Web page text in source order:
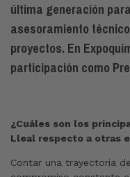
última generación
asesoramiento
proyectos. En
participación como
¿Cuáles son los
Lleal respecto a otras
Contar una trayectoria